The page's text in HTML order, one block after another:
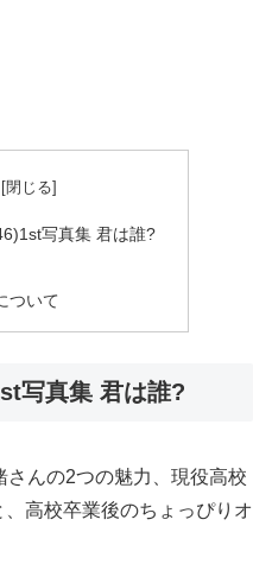
写真集 君は誰?
ついて
写真集 君は誰?
んの2つの魅力、現役高校
高校卒業後のちょっぴりオ